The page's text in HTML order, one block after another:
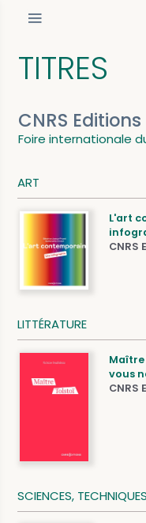
TITRES
CNRS Editions
Foire internationale
ART
L'art
CNRS
LITTÉRATURE
vous
CNRS
SCIENCES,